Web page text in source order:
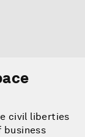
civil liberties
business